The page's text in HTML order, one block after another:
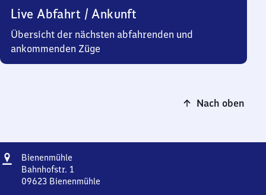
Live Abfahrt / Ankunft
Übersicht der nächsten abfahrenden und
ankommenden Züge
Nach oben
Adresse
Bienenmühle
Bahnhofstr. 1
09623 Bienenmühle